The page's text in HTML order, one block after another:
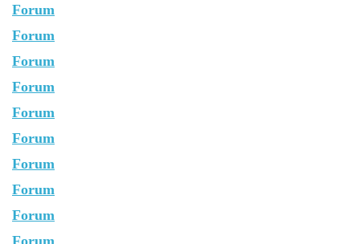
Forum
Forum
Forum
Forum
Forum
Forum
Forum
Forum
Forum
Forum